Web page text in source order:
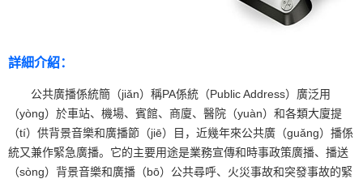
詳細介紹：
公共廣播係統簡（jiǎn）稱PA係統（Public Address）廣泛用
（yòng）於車站、機場、賓館、商廈、醫院（yuàn）和各類大廈提
（tí）供背景音樂和廣播節（jiē）目，近幾年來公共廣（guǎng）播係
統又兼作緊急廣播。它的主要用途是業務宣傳和時事政策廣播、播送
（sòng）背景音樂和廣播（bō）公共尋呼、火災事故和突發事故的緊